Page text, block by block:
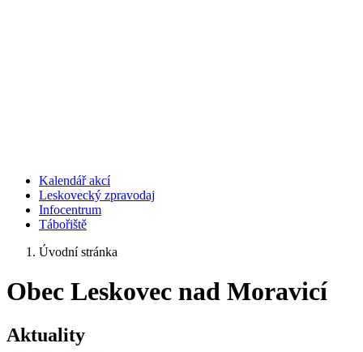
Kalendář akcí
Leskovecký zpravodaj
Infocentrum
Tábořiště
Úvodní stránka
Obec Leskovec nad Moravicí
Aktuality